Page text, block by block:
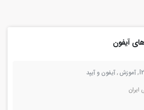
,آموزش ,آیفون و آیپد